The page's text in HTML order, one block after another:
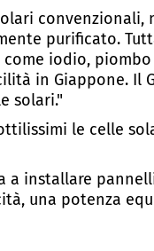
convenzionali,
purificato.
iodio,
in Giappone. Il
solari."
le celle
a installare
una potenza